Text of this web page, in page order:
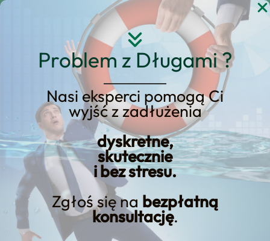
Problem z Długami ?
Nasi eksperci pomogą Ci
wyjść z zadłużenia
dyskretne,
skutecznie
i bez stresu.
Zgłoś się na bezpłatną
konsultację.
Przejdź
Banki rewolucjonizują
zaangażowanie klientów
poprzez media
społecznościowe